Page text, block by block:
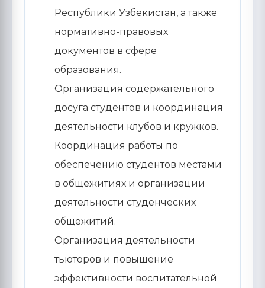
Республики Узбекистан, а также
нормативно-правовых
документов в сфере
образования.
Организация содержательного
досуга студентов и координация
деятельности клубов и кружков.
Координация работы по
обеспечению студентов местами
в общежитиях и организации
деятельности студенческих
общежитий.
Организация деятельности
тьюторов и повышение
эффективности воспитательной